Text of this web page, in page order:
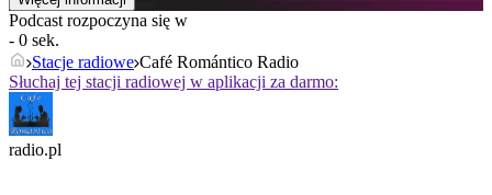
Podcast rozpoczyna się w
- 0 sek.
Stacje radiowe Café Romántico Radio
Słuchaj tej stacji radiowej w aplikacji za darmo:
radio.pl